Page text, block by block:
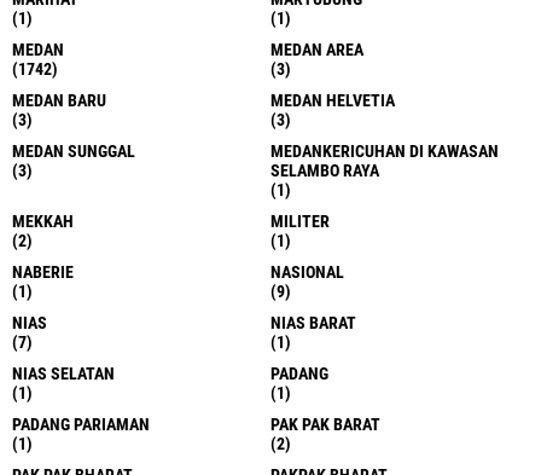
(1)
(1)
MEDAN
(1742)
MEDAN AREA
(3)
MEDAN BARU
(3)
MEDAN HELVETIA
(3)
MEDAN SUNGGAL
(3)
MEDANKERICUHAN DI KAWASAN
SELAMBO RAYA
(1)
MEKKAH
(2)
MILITER
(1)
NABERIE
(1)
NASIONAL
(9)
NIAS
(7)
NIAS BARAT
(1)
NIAS SELATAN
(1)
PADANG
(1)
PADANG PARIAMAN
(1)
PAK PAK BARAT
(2)